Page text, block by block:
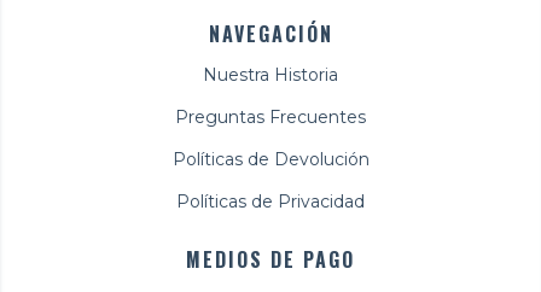
NAVEGACIÓN
Nuestra Historia
Preguntas Frecuentes
Políticas de Devolución
Políticas de Privacidad
MEDIOS DE PAGO